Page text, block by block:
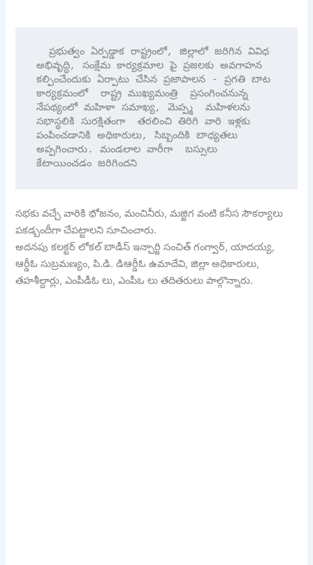
అభివృద్ధి, సంక్షేమ కార్యక్రమాల పై ప్రజలకు అవగాహన
కల్పించేందుకు ఏర్పాటు చేసిన ప్రజాపాలన - ప్రగతి బాట
కార్యక్రమంలో  రాష్ట్ర ముఖ్యమంత్రి  ప్రసంగించనున్న
నేపథ్యంలో మహిళా సమాఖ్య, మెప్ప్మ  మహిళలను
సభాస్థలికి సురక్షితంగా  తరలించి తిరిగి వారి ఇళ్లకు
పంపించడానికి అధికారులు, సిబ్బందికి బాధ్యతలు
అప్పగించారు. మండలాల వారీగా  బస్సులు
కేటాయించడం జరిగిందని
సభకు వచ్చే వారికి భోజనం, మంచినీరు, మజ్జిగ వంటి కనీస సౌకర్యాలు
పకడ్బందీగా చేపట్టాలని సూచించారు.
అదనపు కలక్టర్ లోకల్ బాడీస్ ఇన్చార్జి సంచిత్ గంగ్వార్, యాదయ్య,
ఆర్డీఓ సుబ్రమణ్యం, పి.డి. డిఆర్డీఓ ఉమాదేవి, జిల్లా అధికారులు,
తహశీల్దార్లు, ఎంపీడీఓ లు, ఎంపీఒ లు తదితరులు పాల్గొన్నారు.